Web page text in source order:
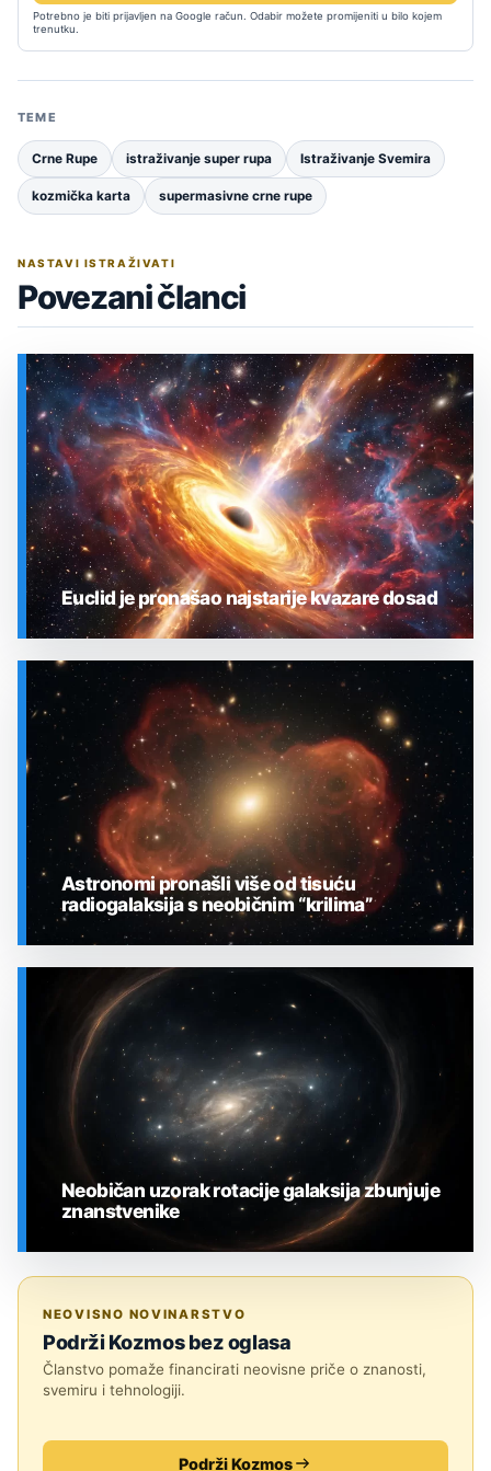
Potrebno je biti prijavljen na Google račun. Odabir možete promijeniti u bilo kojem
trenutku.
TEME
Crne Rupe istraživanje super rupa Istraživanje Svemira
kozmička karta supermasivne crne rupe
NASTAVI ISTRAŽIVATI
Povezani članci
SVEMIR
Euclid je pronašao najstarije kvazare dosad
SVEMIR
Astronomi pronašli više od tisuću
radiogalaksija s neobičnim “krilima”
Neobičan uzorak rotacije galaksija zbunjuje
znanstvenike
NEOVISNO NOVINARSTVO
Podrži Kozmos bez oglasa
Članstvo pomaže financirati neovisne priče o znanosti,
svemiru i tehnologiji.
Podrži Kozmos